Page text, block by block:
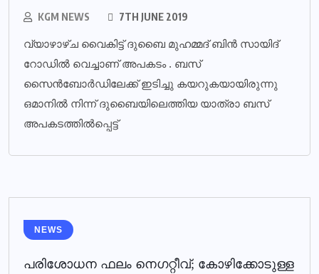
KGM NEWS 7TH JUNE 2019
വ്യാഴാഴ്ച വൈകിട്ട് ദുബൈ മുഹമ്മദ് ബിൻ സായിദ്
റോഡിൽ വെച്ചാണ് അപകടം . ബസ്
സൈൻബോർഡിലേക്ക് ഇടിച്ചു കയറുകയായിരുന്നു
ഒമാനിൽ നിന്ന് ദുബൈയിലെത്തിയ യാത്രാ ബസ്
അപകടത്തിൽപ്പെട്ട്
NEWS
പരിശോധന ഫലം നെഗറ്റീവ്; കോഴിക്കോടുള്ള